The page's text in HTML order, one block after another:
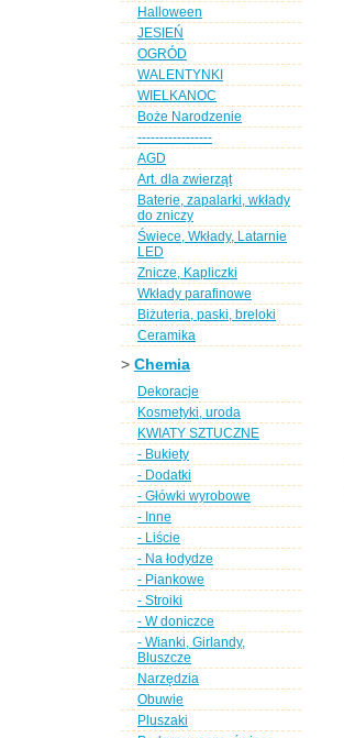
Halloween
JESIEŃ
OGRÓD
WALENTYNKI
WIELKANOC
Boże Narodzenie
-----------------
AGD
Art. dla zwierząt
Baterie, zapalarki, wkłady
do zniczy
Świece, Wkłady, Latarnie
LED
Znicze, Kapliczki
Wkłady parafinowe
Biżuteria, paski, breloki
Ceramika
> Chemia
Dekoracje
Kosmetyki, uroda
KWIATY SZTUCZNE
- Bukiety
- Dodatki
- Główki wyrobowe
- Inne
- Liście
- Na łodydze
- Piankowe
- Stroiki
- W doniczce
- Wianki, Girlandy,
Bluszcze
Narzędzia
Obuwie
Pluszaki